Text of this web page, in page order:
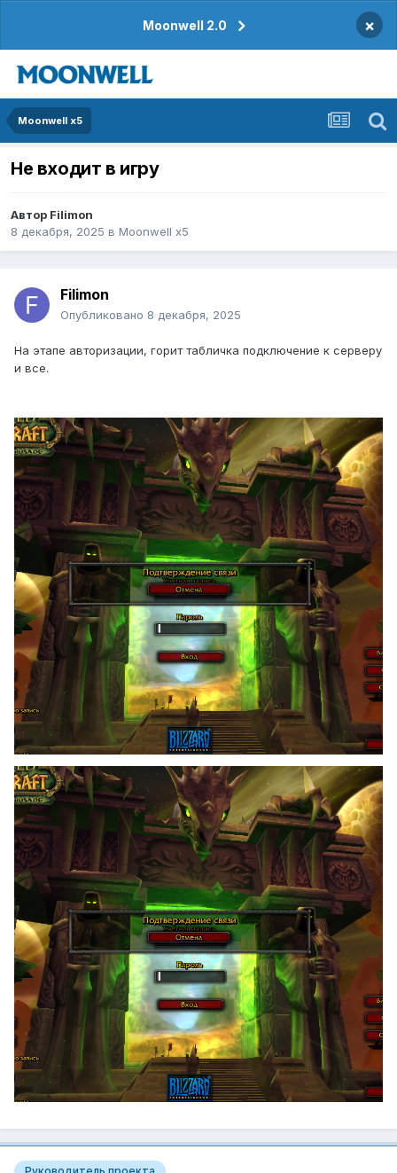
Moonwell 2.0 ×
Moonwell x5
Не входит в игру
Автор Filimon
8 декабря, 2025 в Moonwell x5
Filimon
Опубликовано 8 декабря, 2025
На этапе авторизации, горит табличка подключение к серверу
и все.